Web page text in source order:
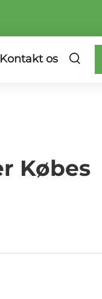
Kontakt os
Købes